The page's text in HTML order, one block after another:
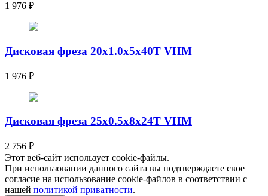
1 976 ₽
Дисковая фреза 20x1.0x5x40T VHM
1 976 ₽
Дисковая фреза 25x0.5x8x24T VHM
2 756 ₽
Этот веб-сайт использует cookie-файлы.
При использовании данного сайта вы подтверждаете свое
согласие на использование cookie-файлов в соответствии с
нашей политикой приватности.